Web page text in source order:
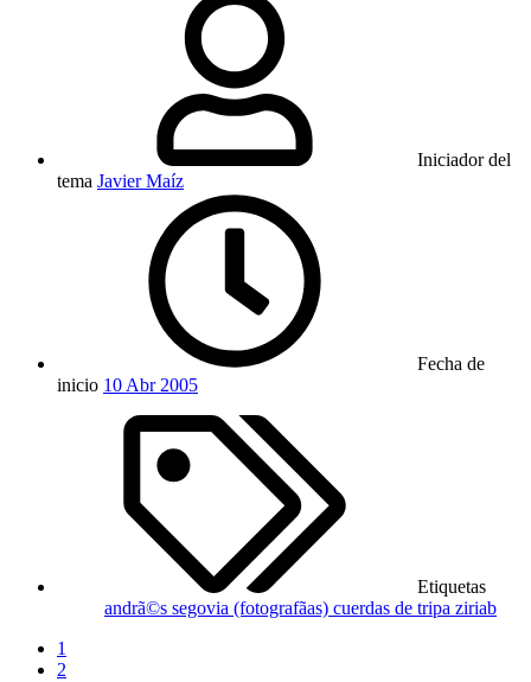
Iniciador del
tema Javier Maíz
Fecha de
inicio 10 Abr 2005
Etiquetas
andrã©s segovia (fotografã­as) cuerdas de tripa ziriab
1
2